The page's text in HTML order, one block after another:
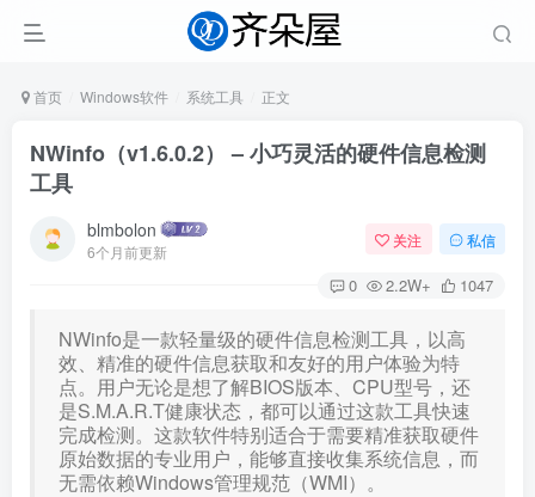
首页 Windows软件 系统工具 正文
NWinfo（v1.6.0.2） – 小巧灵活的硬件信息检测
工具
blmbolon
6个月前更新
关注 私信
0 2.2W+ 1047
NWinfo是一款轻量级的硬件信息检测工具，以高
效、精准的硬件信息获取和友好的用户体验为特
点。用户无论是想了解BIOS版本、CPU型号，还
是S.M.A.R.T健康状态，都可以通过这款工具快速
完成检测。这款软件特别适合于需要精准获取硬件
原始数据的专业用户，能够直接收集系统信息，而
无需依赖Windows管理规范（WMI）。